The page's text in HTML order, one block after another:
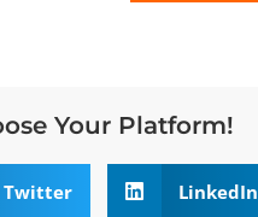
Your Platform!
Twitter LinkedIn